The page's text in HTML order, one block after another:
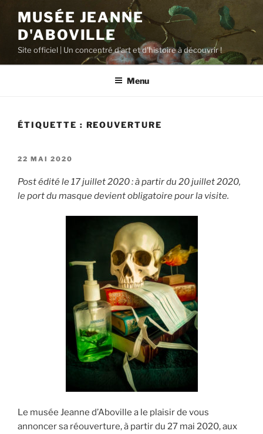
contenu
principal
MUSÉE JEANNE
D'ABOVILLE
Site officiel | Un concentré d'art et d'histoire à découvrir !
Menu
ÉTIQUETTE : REOUVERTURE
PUBLIÉ
22 MAI 2020
Post édité le 17 juillet 2020 : à partir du 20 juillet 2020,
le port du masque devient obligatoire pour la visite.
Le musée Jeanne d’Aboville a le plaisir de vous
annoncer sa réouverture, à partir du 27 mai 2020, aux